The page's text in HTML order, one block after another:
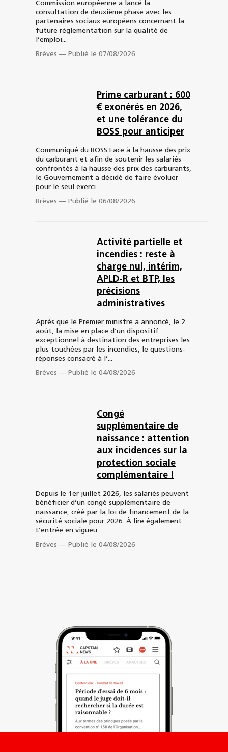
Commission européenne a lancé la
consultation de deuxième phase avec les
partenaires sociaux européens concernant la
future réglementation sur la qualité de
l’emploi...
Brèves — Publié le 07/08/2026
Prime carburant : 600
€ exonérés en 2026,
et une tolérance du
BOSS pour anticiper
Communiqué du BOSS Face à la hausse des prix
du carburant et afin de soutenir les salariés
confrontés à la hausse des prix des carburants,
le Gouvernement a décidé de faire évoluer
pour le seul exerci...
Brèves — Publié le 06/08/2026
Activité partielle et
incendies : reste à
charge nul, intérim,
APLD-R et BTP, les
précisions
administratives
Après que le Premier ministre a annoncé, le 2
août, la mise en place d’un dispositif
exceptionnel à destination des entreprises les
plus touchées par les incendies, le questions-
réponses consacré à l’...
Brèves — Publié le 04/08/2026
Congé
supplémentaire de
naissance : attention
aux incidences sur la
protection sociale
complémentaire !
Depuis le 1er juillet 2026, les salariés peuvent
bénéficier d’un congé supplémentaire de
naissance, créé par la loi de financement de la
sécurité sociale pour 2026. À lire également
L’entrée en vigueu...
Brèves — Publié le 04/08/2026